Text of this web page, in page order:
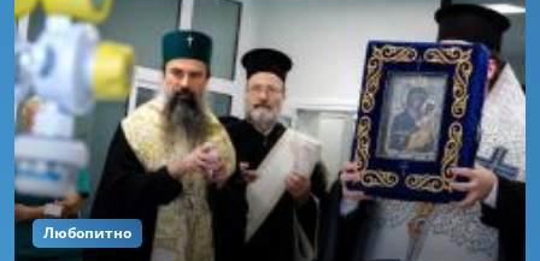
Любопитно